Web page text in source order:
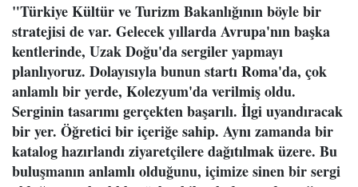
"Türkiye Kültür ve Turizm Bakanlığının böyle bir
stratejisi de var. Gelecek yıllarda Avrupa'nın başka
kentlerinde, Uzak Doğu'da sergiler yapmayı
planlıyoruz. Dolayısıyla bunun startı Roma'da, çok
anlamlı bir yerde, Kolezyum'da verilmiş oldu.
Serginin tasarımı gerçekten başarılı. İlgi uyandıracak
bir yer. Öğretici bir içeriğe sahip. Aynı zamanda bir
katalog hazırlandı ziyaretçilere dağıtılmak üzere. Bu
buluşmanın anlamlı olduğunu, içimize sinen bir sergi